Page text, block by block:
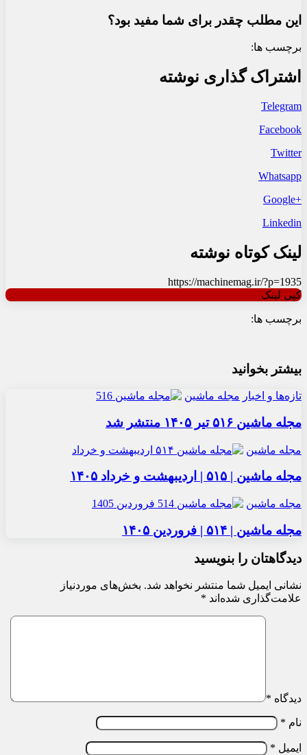
این مطلب چقدر برای شما مفید بود؟
برچسب ها:
اشتراک گذاری نوشته
Telegram
Facebook
Twitter
Whatsapp
+Google
Linkedin
لینک کوتاه نوشته
https://machinemag.ir/?p=1935
کپی لینک
برچسب ها:
بیشتر بخوانید
تازه‌ها و اخبار مجله ماشین
مجله ماشین ۵۱۶ تیر ۱۴۰۵ منتشر شد
مجله ماشین
مجله ماشین | ۵۱۵ | اردیبهشت و خرداد ۱۴۰۵
مجله ماشین
مجله ماشین | ۵۱۴ | فروردین ۱۴۰۵
دیدگاهتان را بنویسید
نشانی ایمیل شما منتشر نخواهد شد. بخش‌های موردنیاز
علامت‌گذاری شده‌اند *
دیدگاه *
نام *
ایمیل *